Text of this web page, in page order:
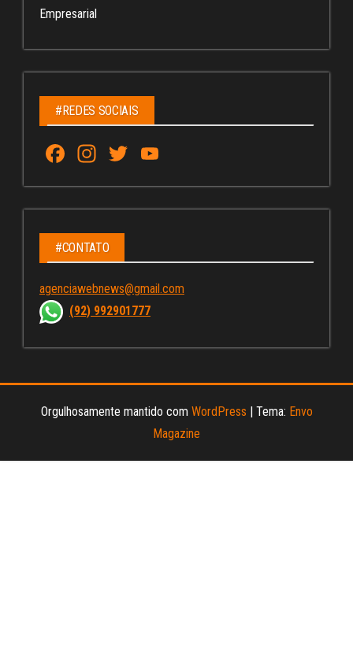
Empresarial
#REDES SOCIAIS
Fa
ce
bo
ok
In
st
ag
ra
m
T
wi
tt
u
Tu
C
ha
nn
#CONTATO
agenciawebnews@gmail.com
(92) 992901777
Orgulhosamente mantido com WordPress | Tema: Envo
Magazine